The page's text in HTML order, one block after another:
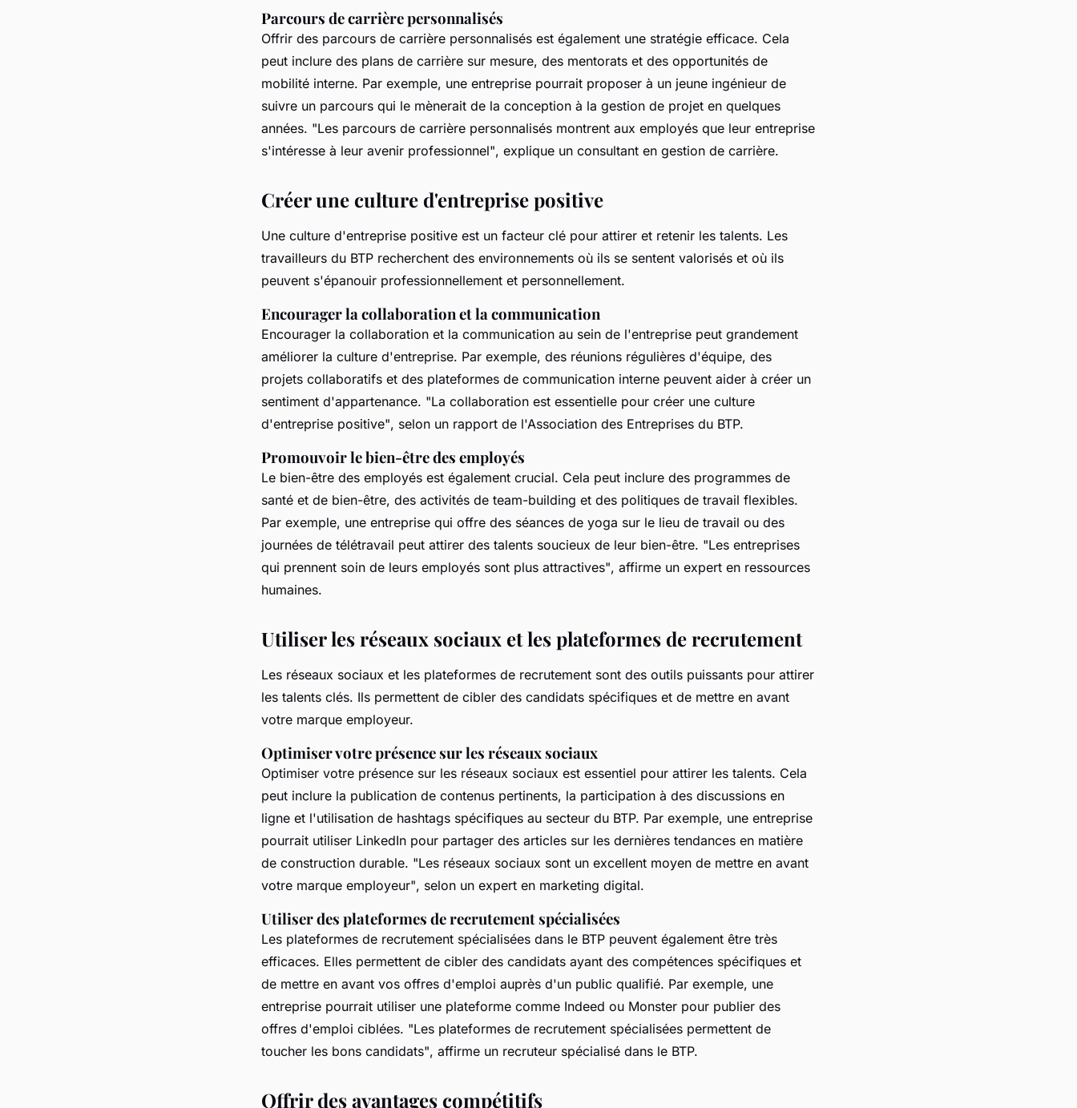
Parcours de carrière personnalisés
Offrir des parcours de carrière personnalisés est également une stratégie efficace. Cela
peut inclure des plans de carrière sur mesure, des mentorats et des opportunités de
mobilité interne. Par exemple, une entreprise pourrait proposer à un jeune ingénieur de
suivre un parcours qui le mènerait de la conception à la gestion de projet en quelques
années. "Les parcours de carrière personnalisés montrent aux employés que leur entreprise
s'intéresse à leur avenir professionnel", explique un consultant en gestion de carrière.
Créer une culture d'entreprise positive
Une culture d'entreprise positive est un facteur clé pour attirer et retenir les talents. Les
travailleurs du BTP recherchent des environnements où ils se sentent valorisés et où ils
peuvent s'épanouir professionnellement et personnellement.
Encourager la collaboration et la communication
Encourager la collaboration et la communication au sein de l'entreprise peut grandement
améliorer la culture d'entreprise. Par exemple, des réunions régulières d'équipe, des
projets collaboratifs et des plateformes de communication interne peuvent aider à créer un
sentiment d'appartenance. "La collaboration est essentielle pour créer une culture
d'entreprise positive", selon un rapport de l'Association des Entreprises du BTP.
Promouvoir le bien-être des employés
Le bien-être des employés est également crucial. Cela peut inclure des programmes de
santé et de bien-être, des activités de team-building et des politiques de travail flexibles.
Par exemple, une entreprise qui offre des séances de yoga sur le lieu de travail ou des
journées de télétravail peut attirer des talents soucieux de leur bien-être. "Les entreprises
qui prennent soin de leurs employés sont plus attractives", affirme un expert en ressources
humaines.
Utiliser les réseaux sociaux et les plateformes de recrutement
Les réseaux sociaux et les plateformes de recrutement sont des outils puissants pour attirer
les talents clés. Ils permettent de cibler des candidats spécifiques et de mettre en avant
votre marque employeur.
Optimiser votre présence sur les réseaux sociaux
Optimiser votre présence sur les réseaux sociaux est essentiel pour attirer les talents. Cela
peut inclure la publication de contenus pertinents, la participation à des discussions en
ligne et l'utilisation de hashtags spécifiques au secteur du BTP. Par exemple, une entreprise
pourrait utiliser LinkedIn pour partager des articles sur les dernières tendances en matière
de construction durable. "Les réseaux sociaux sont un excellent moyen de mettre en avant
votre marque employeur", selon un expert en marketing digital.
Utiliser des plateformes de recrutement spécialisées
Les plateformes de recrutement spécialisées dans le BTP peuvent également être très
efficaces. Elles permettent de cibler des candidats ayant des compétences spécifiques et
de mettre en avant vos offres d'emploi auprès d'un public qualifié. Par exemple, une
entreprise pourrait utiliser une plateforme comme Indeed ou Monster pour publier des
offres d'emploi ciblées. "Les plateformes de recrutement spécialisées permettent de
toucher les bons candidats", affirme un recruteur spécialisé dans le BTP.
Offrir des avantages compétitifs